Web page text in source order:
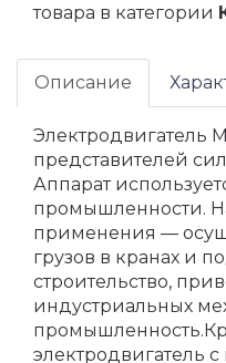
товара в категории
Описание
Электродвигатель
представителей
Аппарат
промышленности.
применения —
грузов в кранах и
строительство,
индустриальных
электродвигатель